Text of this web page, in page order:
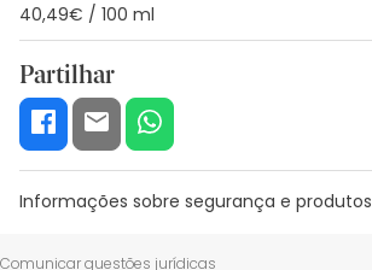
40,49€ / 100 ml
Partilhar
Informações sobre segurança e produtos
Recursos de segurança visual
Comunicar questões jurídicas